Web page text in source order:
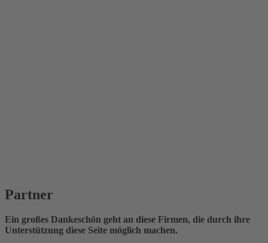
Partner
Ein großes Dankeschön geht an diese Firmen, die durch ihre
Unterstützung diese Seite möglich machen.